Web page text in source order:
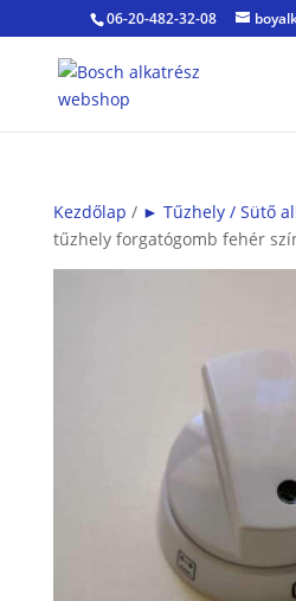
06-20-482-32-08
Kezdőlap / ► Tűzhely / Sütő
tűzhely forgatógomb fehér